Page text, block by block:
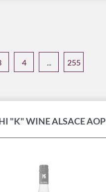
4 ... 255
"K" WINE ALSACE AOP